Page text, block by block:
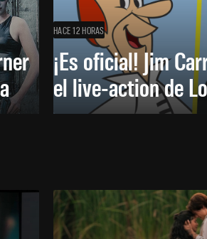
HACE 12 HORAS
¡Es oficial! Jim
el live-action de